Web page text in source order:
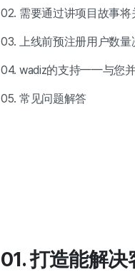
02. 需要通过讲项目故事
03. 上线前预注册用户数
04. wadiz的支持——与您
05. 常见问题解答
01. 打造能解